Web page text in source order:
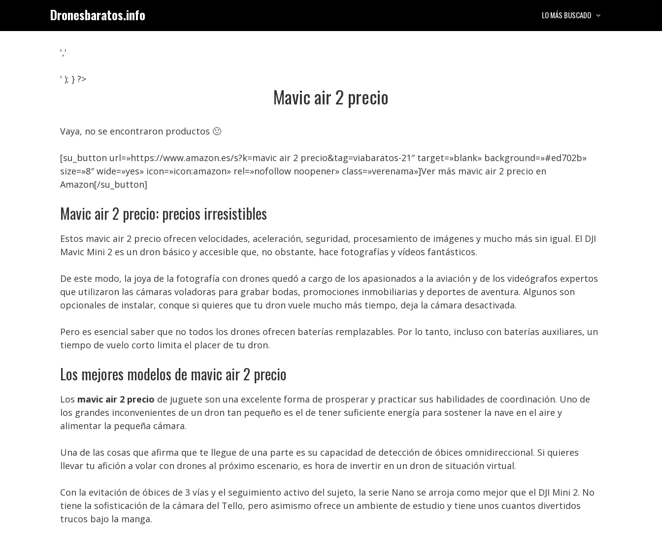
contenido
Dronesbaratos.info LO MÁS BUSCADO
','
' ); } ?>
Mavic air 2 precio
Vaya, no se encontraron productos 🙁
[su_button url=»https://www.amazon.es/s?k=mavic air 2 precio&tag=viabaratos-21″ target=»blank» background=»#ed702b»
size=»8″ wide=»yes» icon=»icon:amazon» rel=»nofollow noopener» class=»verenama»]Ver más mavic air 2 precio en
Amazon[/su_button]
Mavic air 2 precio: precios irresistibles
Estos mavic air 2 precio ofrecen velocidades, aceleración, seguridad, procesamiento de imágenes y mucho más sin igual. El DJI
Mavic Mini 2 es un dron básico y accesible que, no obstante, hace fotografías y vídeos fantásticos.
De este modo, la joya de la fotografía con drones quedó a cargo de los apasionados a la aviación y de los videógrafos expertos
que utilizaron las cámaras voladoras para grabar bodas, promociones inmobiliarias y deportes de aventura. Algunos son
opcionales de instalar, conque si quieres que tu dron vuele mucho más tiempo, deja la cámara desactivada.
Pero es esencial saber que no todos los drones ofrecen baterías remplazables. Por lo tanto, incluso con baterías auxiliares, un
tiempo de vuelo corto limita el placer de tu dron.
Los mejores modelos de mavic air 2 precio
Los mavic air 2 precio de juguete son una excelente forma de prosperar y practicar sus habilidades de coordinación. Uno de
los grandes inconvenientes de un dron tan pequeño es el de tener suficiente energía para sostener la nave en el aire y
alimentar la pequeña cámara.
Una de las cosas que afirma que te llegue de una parte es su capacidad de detección de óbices omnidireccional. Si quieres
llevar tu afición a volar con drones al próximo escenario, es hora de invertir en un dron de situación virtual.
Con la evitación de óbices de 3 vías y el seguimiento activo del sujeto, la serie Nano se arroja como mejor que el DJI Mini 2. No
tiene la sofisticación de la cámara del Tello, pero asimismo ofrece un ambiente de estudio y tiene unos cuantos divertidos
trucos bajo la manga.